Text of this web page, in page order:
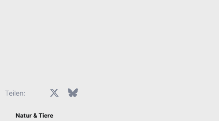
Teilen: FacebookX (Twitter)Bluesky
Natur & Tiere